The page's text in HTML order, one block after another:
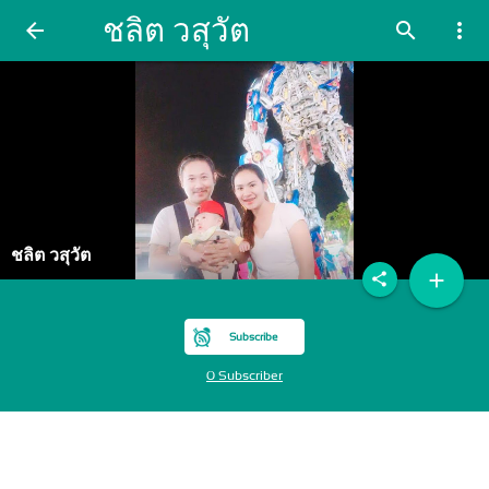
arrow_back ชลิต วสุวัต search more_vert
ชลิต วสุวัต
Subscribe
0 Subscriber
add
share